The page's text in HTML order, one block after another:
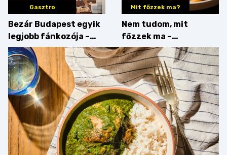
Gasztro
Bezár Budapest egyik
legjobb fánkozója –
búcsúzik a Pampushka
Mit főzzek ma?
Nem tudom, mit
főzzek ma –
Főszerepben a
camembert